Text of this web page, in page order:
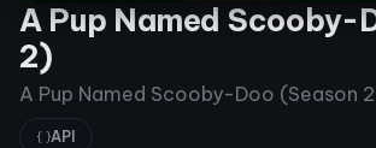
A Pup Named Scooby-
2)
A Pup Named Scooby-Doo (Season
API